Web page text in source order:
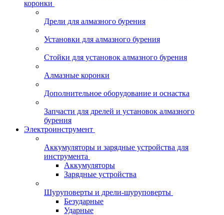
коронки
Дрели для алмазного бурения
Установки для алмазного бурения
Стойки для установок алмазного бурения
Алмазные коронки
Дополнительное оборудование и оснастка
Запчасти для дрелей и установок алмазного
бурения
Электроинструмент
Аккумуляторы и зарядные устройства для
инструмента
Аккумуляторы
Зарядные устройства
Шуруповерты и дрели-шуруповерты
Безударные
Ударные